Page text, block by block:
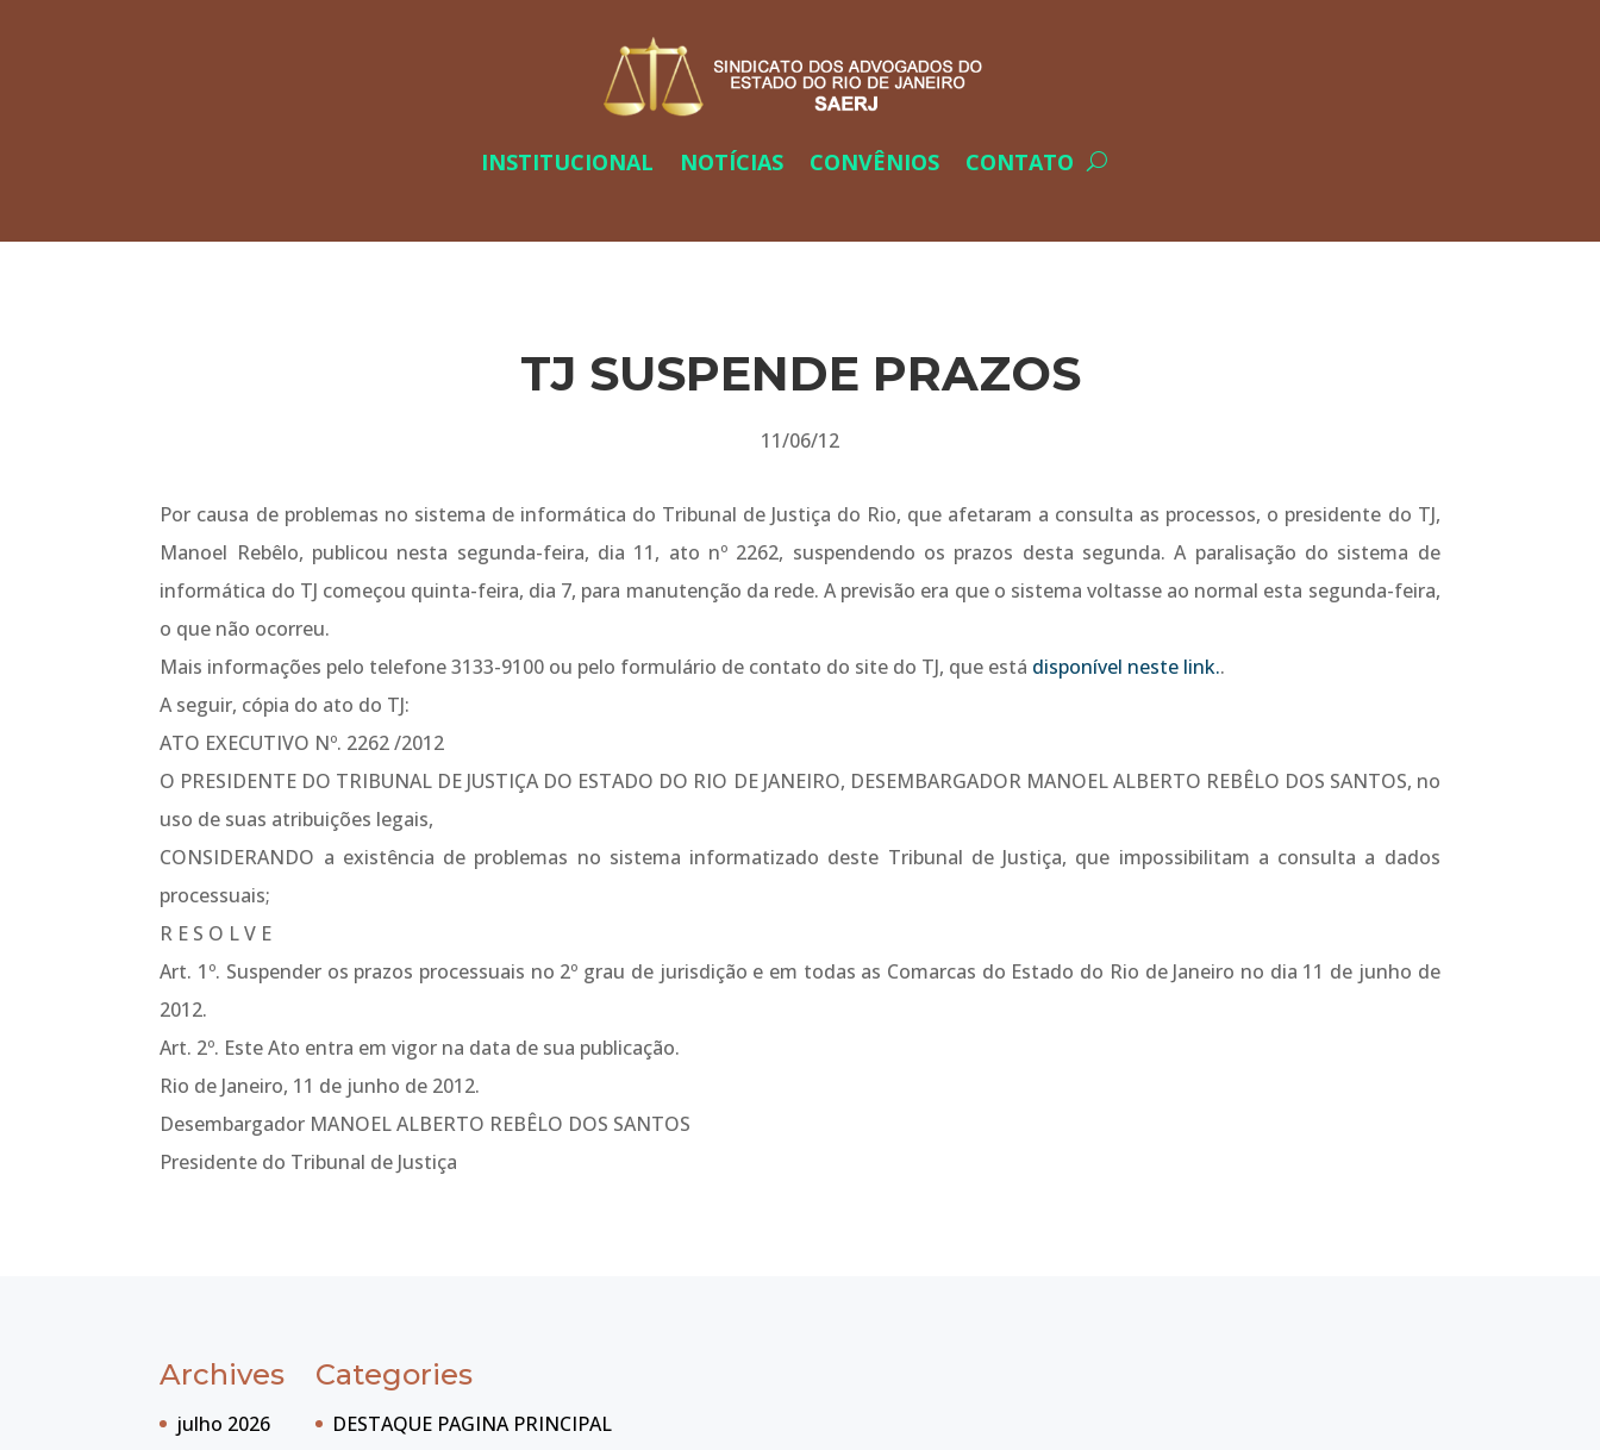
INSTITUCIONAL NOTÍCIAS CONVÊNIOS CONTATO
TJ SUSPENDE PRAZOS
11/06/12
Por causa de problemas no sistema de informática do Tribunal de Justiça do Rio, que afetaram a consulta as processos, o presidente do TJ,
Manoel Rebêlo, publicou nesta segunda-feira, dia 11, ato nº 2262, suspendendo os prazos desta segunda. A paralisação do sistema de
informática do TJ começou quinta-feira, dia 7, para manutenção da rede. A previsão era que o sistema voltasse ao normal esta segunda-feira,
o que não ocorreu.
Mais informações pelo telefone 3133-9100 ou pelo formulário de contato do site do TJ, que está disponível neste link..
A seguir, cópia do ato do TJ:
ATO EXECUTIVO Nº. 2262 /2012
O PRESIDENTE DO TRIBUNAL DE JUSTIÇA DO ESTADO DO RIO DE JANEIRO, DESEMBARGADOR MANOEL ALBERTO REBÊLO DOS SANTOS, no
uso de suas atribuições legais,
CONSIDERANDO a existência de problemas no sistema informatizado deste Tribunal de Justiça, que impossibilitam a consulta a dados
processuais;
R E S O L V E
Art. 1º. Suspender os prazos processuais no 2º grau de jurisdição e em todas as Comarcas do Estado do Rio de Janeiro no dia 11 de junho de
2012.
Art. 2º. Este Ato entra em vigor na data de sua publicação.
Rio de Janeiro, 11 de junho de 2012.
Desembargador MANOEL ALBERTO REBÊLO DOS SANTOS
Presidente do Tribunal de Justiça
Archives
julho 2026
Categories
DESTAQUE PAGINA PRINCIPAL